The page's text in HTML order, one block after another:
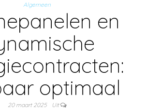
Algemeen
en
optimaal
20 maart 2025 Uit